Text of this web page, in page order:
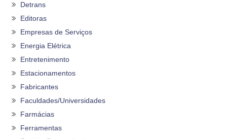
Detrans
Editoras
Empresas de Serviços
Energia Elétrica
Entretenimento
Estacionamentos
Fabricantes
Faculdades/Universidades
Farmácias
Ferramentas